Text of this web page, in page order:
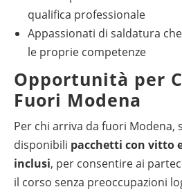
qualifica professionale
Appassionati di saldatura che vogliono migliorare
le proprie competenze
Opportunità per
Fuori Modena
Per chi arriva da fuori Modena,
disponibili pacchetti con vitto
inclusi, per consentire ai
il corso senza preoccupazioni